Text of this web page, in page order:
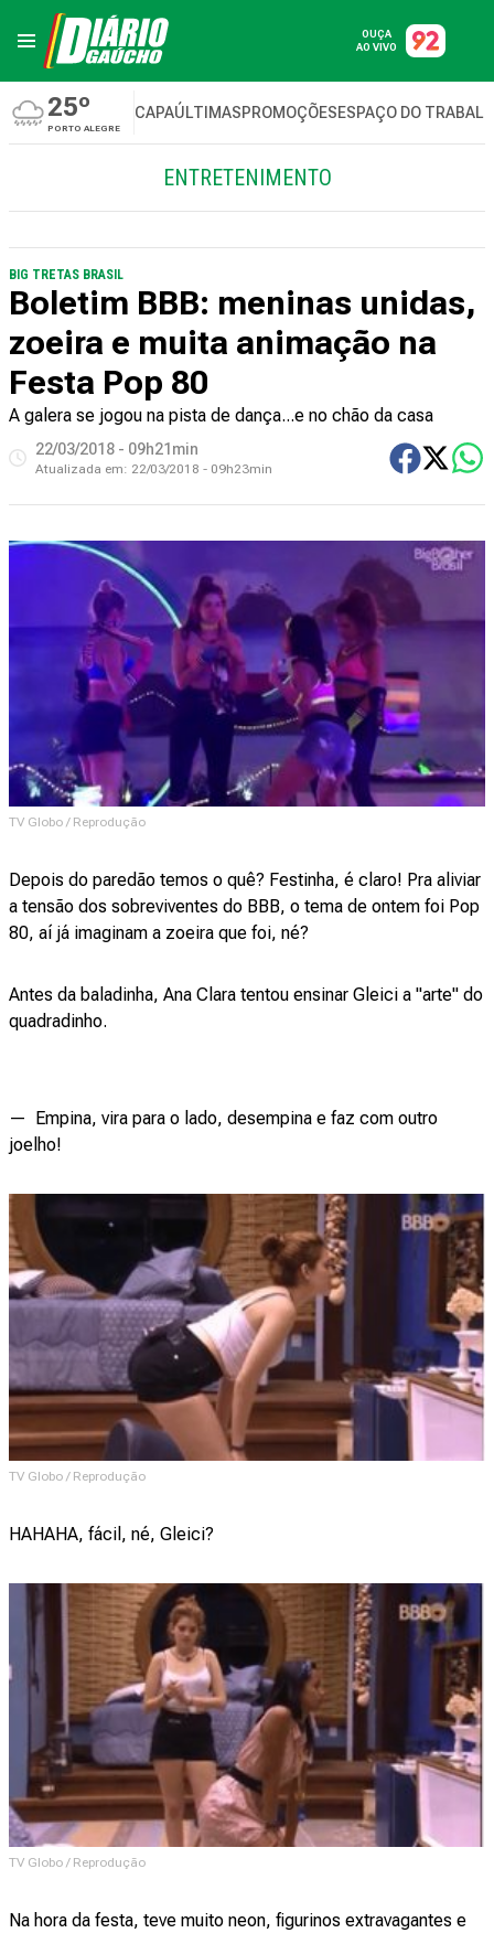
OUÇA
AO VIVO
25º
PORTO ALEGRE
CAPAÚLTIMASPROMOÇÕESESPAÇO DO
ENTRETENIMENTO
BIG TRETAS BRASIL
Boletim BBB: meninas unidas,
zoeira e muita animação na
Festa Pop 80
A galera se jogou na pista de dança...e no chão da casa
22/03/2018 - 09h21min
Atualizada em: 22/03/2018 - 09h23min
TV Globo / Reprodução
Depois do paredão temos o quê? Festinha, é claro! Pra aliviar
a tensão dos sobreviventes do BBB, o tema de ontem foi Pop
80, aí já imaginam a zoeira que foi, né?
Antes da baladinha, Ana Clara tentou ensinar Gleici a "arte" do
quadradinho.
— Empina, vira para o lado, desempina e faz com outro
joelho!
TV Globo / Reprodução
HAHAHA, fácil, né, Gleici?
TV Globo / Reprodução
Na hora da festa, teve muito neon, figurinos extravagantes e